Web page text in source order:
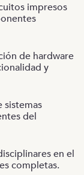
impresos
de hardware
y
sistemas
del
en el
completas.